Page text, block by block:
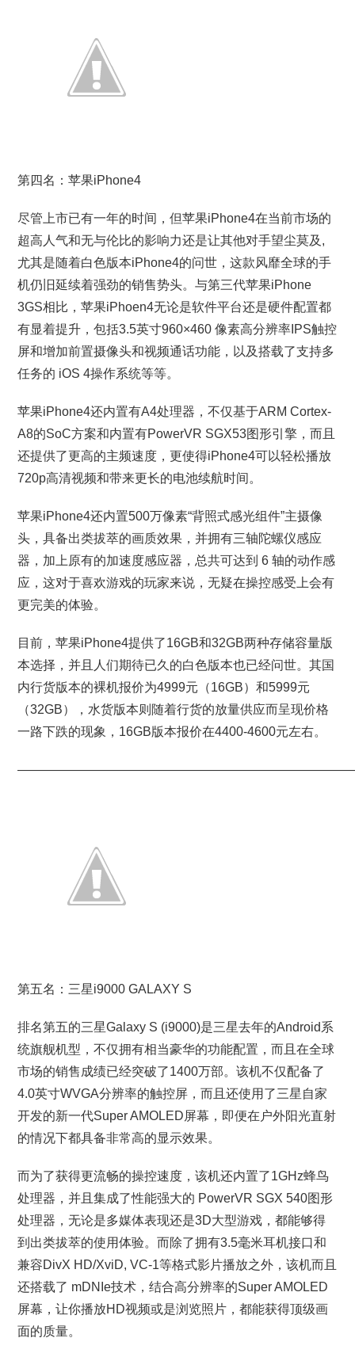
第四名：苹果iPhone4
尽管上市已有一年的时间，但苹果iPhone4在当前市场的
超高人气和无与伦比的影响力还是让其他对手望尘莫及,
尤其是随着白色版本iPhone4的问世，这款风靡全球的手
机仍旧延续着强劲的销售势头。与第三代苹果iPhone
3GS相比，苹果iPhoen4无论是软件平台还是硬件配置都
有显着提升，包括3.5英寸960×460 像素高分辨率IPS触控
屏和增加前置摄像头和视频通话功能，以及搭载了支持多
任务的 iOS 4操作系统等等。
苹果iPhone4还内置有A4处理器，不仅基于ARM Cortex-
A8的SoC方案和内置有PowerVR SGX53图形引擎，而且
还提供了更高的主频速度，更使得iPhone4可以轻松播放
720p高清视频和带来更长的电池续航时间。
苹果iPhone4还内置500万像素“背照式感光组件”主摄像
头，具备出类拔萃的画质效果，并拥有三轴陀螺仪感应
器，加上原有的加速度感应器，总共可达到 6 轴的动作感
应，这对于喜欢游戏的玩家来说，无疑在操控感受上会有
更完美的体验。
目前，苹果iPhone4提供了16GB和32GB两种存储容量版
本选择，并且人们期待已久的白色版本也已经问世。其国
内行货版本的裸机报价为4999元（16GB）和5999元
（32GB），水货版本则随着行货的放量供应而呈现价格
一路下跌的现象，16GB版本报价在4400-4600元左右。
第五名：三星i9000 GALAXY S
排名第五的三星Galaxy S (i9000)是三星去年的Android系
统旗舰机型，不仅拥有相当豪华的功能配置，而且在全球
市场的销售成绩已经突破了1400万部。该机不仅配备了
4.0英寸WVGA分辨率的触控屏，而且还使用了三星自家
开发的新一代Super AMOLED屏幕，即便在户外阳光直射
的情况下都具备非常高的显示效果。
而为了获得更流畅的操控速度，该机还内置了1GHz蜂鸟
处理器，并且集成了性能强大的 PowerVR SGX 540图形
处理器，无论是多媒体表现还是3D大型游戏，都能够得
到出类拔萃的使用体验。而除了拥有3.5毫米耳机接口和
兼容DivX HD/XviD, VC-1等格式影片播放之外，该机而且
还搭载了 mDNIe技术，结合高分辨率的Super AMOLED
屏幕，让你播放HD视频或是浏览照片，都能获得顶级画
面的质量。